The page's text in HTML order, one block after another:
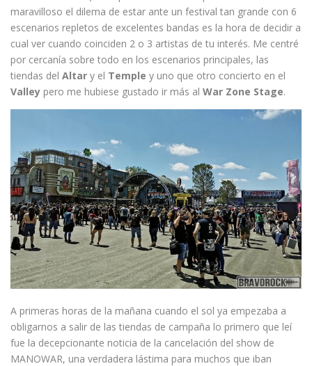
maravilloso el dilema de estar ante un festival tan grande con 6
escenarios repletos de excelentes bandas es la hora de decidir a
cual ver cuando coinciden 2 o 3 artistas de tu interés. Me centré
por cercanía sobre todo en los escenarios principales, las
tiendas del Altar y el Temple y uno que otro concierto en el
Valley pero me hubiese gustado ir más al War Zone Stage.
A primeras horas de la mañana cuando el sol ya empezaba a
obligarnos a salir de las tiendas de campaña lo primero que leí
fue la decepcionante noticia de la cancelación del show de
MANOWAR, una verdadera lástima para muchos que iban